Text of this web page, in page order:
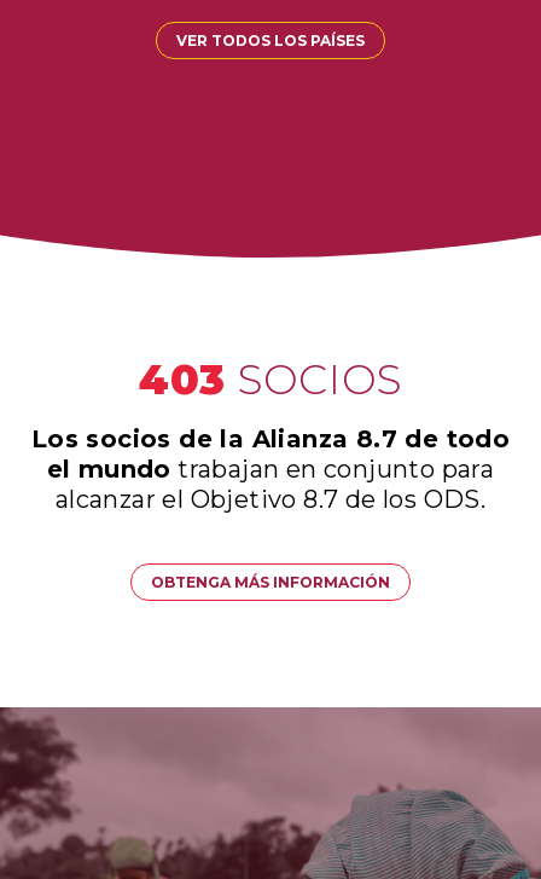
VER TODOS LOS PAÍSES
403 SOCIOS
Los socios de la Alianza 8.7 de todo
el mundo trabajan en conjunto para
alcanzar el Objetivo 8.7 de los ODS.
OBTENGA MÁS INFORMACIÓN